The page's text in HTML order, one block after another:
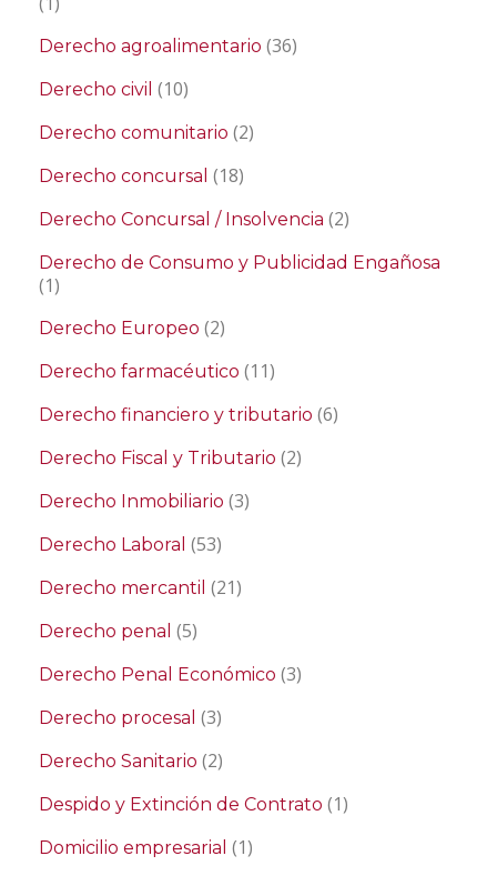
Derecho agroalimentario (36)
Derecho civil (10)
Derecho comunitario (2)
Derecho concursal (18)
Derecho Concursal / Insolvencia (2)
Derecho de Consumo y Publicidad Engañosa
(1)
Derecho Europeo (2)
Derecho farmacéutico (11)
Derecho financiero y tributario (6)
Derecho Fiscal y Tributario (2)
Derecho Inmobiliario (3)
Derecho Laboral (53)
Derecho mercantil (21)
Derecho penal (5)
Derecho Penal Económico (3)
Derecho procesal (3)
Derecho Sanitario (2)
Despido y Extinción de Contrato (1)
Domicilio empresarial (1)